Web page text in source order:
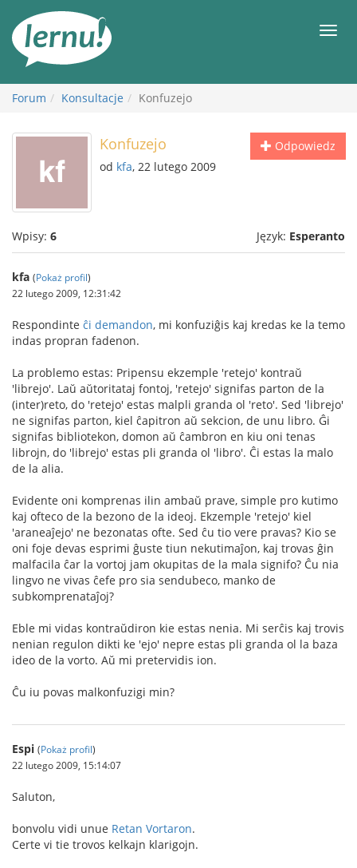
Forum Konsultacje Konfuzejo
Odpowiedz
Konfuzejo
od kfa, 22 lutego 2009
Wpisy: 6 Język: Esperanto
kfa (Pokaż profil)
22 lutego 2009, 12:31:42
Respondinte ĉi demandon, mi konfuziĝis kaj kredas ke la temo
indas propran fadenon.
La problemo estas: Pripensu ekzemple 'retejo' kontraŭ
'librejo'. Laŭ aŭtoritataj fontoj, 'retejo' signifas parton de la
(inter)reto, do 'retejo' estas malpli granda ol 'reto'. Sed 'librejo'
ne signifas parton, kiel ĉapitron aŭ sekcion, de unu libro. Ĝi
signifas bibliotekon, domon aŭ ĉambron en kiu oni tenas
librojn, do 'librejo' estas pli granda ol 'libro'. Ĉi estas la malo
de la alia.
Evidente oni komprenas ilin ambaŭ prave, simple pro kutimo
kaj ofteco de la bezono de la ideoj. Ekzemple 'retejo' kiel
'araneaĵejo' ne bezonatas ofte. Sed ĉu tio vere pravas? Kio se
oni foje devas esprimi ĝuste tiun nekutimaĵon, kaj trovas ĝin
malfacila ĉar la vortoj jam okupitas de la mala signifo? Ĉu nia
lingvo ne vivas ĉefe pro sia sendubeco, manko de
subkomprenataĵoj?
Eble mi vidas kontraŭdiron kie estas nenia. Mi serĉis kaj trovis
nenian regulon dikti ke 'ejo' nepre estas pli granda ol la baza
ideo de la vorto. Aŭ mi pretervidis ion.
Ĉu iu povas malkonfuzigi min?
Espi (Pokaż profil)
22 lutego 2009, 15:14:07
Saluton,
bonvolu vidi unue Retan Vortaron.
Certe vi tie trovos kelkajn klarigojn.